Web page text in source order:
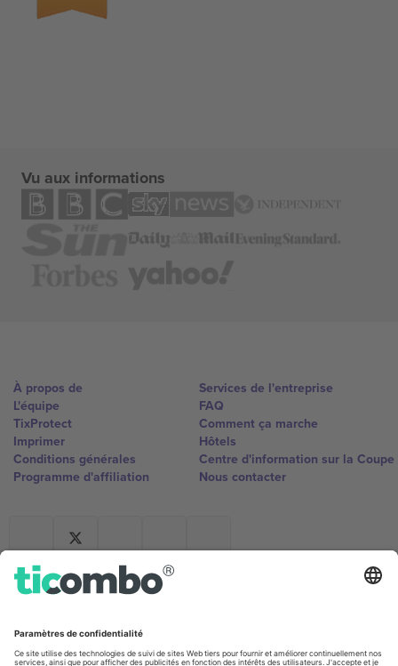
Vu aux informations
À propos de
L'équipe
TixProtect
Imprimer
Conditions générales
Programme d'affiliation
Services de l'entreprise
FAQ
Comment ça marche
Hôtels
Centre d'information sur la Coupe
Nous contacter
Ticombo France